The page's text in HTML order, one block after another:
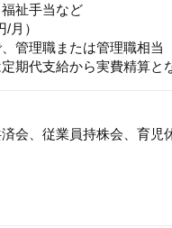
祉手当など
月）
管理職または管理職相当
期代支給から実費精算と
会、従業員持株会、育児